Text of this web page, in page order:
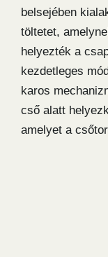
belsejében
töltetet,
helyezték a
kezdetleges
karos
cső alatt
amelyet a